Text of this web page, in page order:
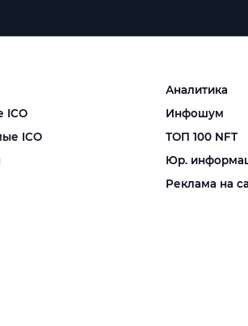
ICO
ICO
Аналитика
Инфошум
ТОП 100 NFT
Юр.
Реклама на